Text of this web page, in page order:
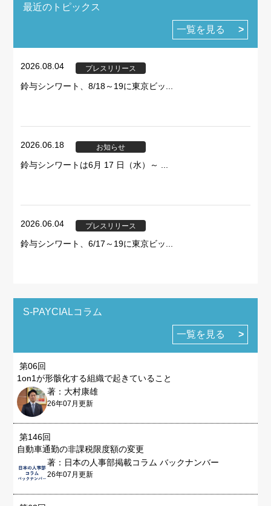
最近のトピックス
一覧を見る
2026.08.04 プレスリリース
鈴与シンワート、8/18～19に東京ビッ...
2026.06.18 お知らせ
鈴与シンワートは6月 17 日（水）～ ...
2026.06.04 プレスリリース
鈴与シンワート、6/17～19に東京ビッ...
S-PAYCIALコラム
一覧を見る
第06回
1on1が形骸化する組織で起きていること
著：大村康雄
26年07月更新
第146回
自動車通勤の非課税限度額の変更
著：日本の人事部掲載コラム バックナンバー
26年07月更新